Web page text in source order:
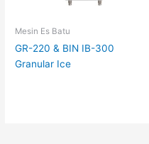
Mesin Es Batu
GR-220 & BIN IB-300
Granular Ice